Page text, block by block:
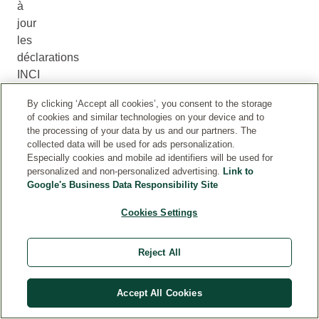
à
jour
les
déclarations
INCI
nos
produits
pour
tenir
compte
formules
By clicking ‘Accept all cookies’, you consent to the storage
of cookies and similar technologies on your device and to
the processing of your data by us and our partners. The
collected data will be used for ads personalization.
Especially cookies and mobile ad identifiers will be used for
personalized and non-personalized advertising. Link to
Google's Business Data Responsibility Site
Cookies Settings
Reject All
Accept All Cookies